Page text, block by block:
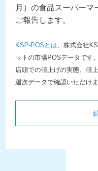
月）の食品スーパーマ
ご報告します。
KSP-POSとは、株式会社
ットの市場POSデータです。
店頭での値上げの実態、値
週次データで確認いただけま